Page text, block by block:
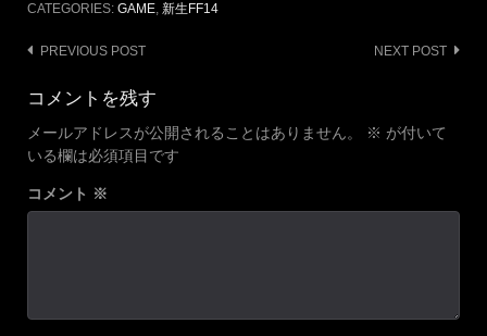
CATEGORIES: GAME, 新生FF14
Post
navigation
PREVIOUS POST NEXT POST
コメントを残す
メールアドレスが公開されることはありません。 ※ が付いて
いる欄は必須項目です
コメント ※